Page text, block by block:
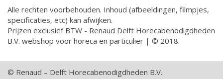
Alle rechten voorbehouden. Inhoud (afbeeldingen, filmpjes,
specificaties, etc) kan afwijken.
Prijzen exclusief BTW - Renaud Delft Horecabenodigdheden
B.V. webshop voor horeca en particulier | © 2018.
© Renaud – Delft Horecabenodigdheden B.V.